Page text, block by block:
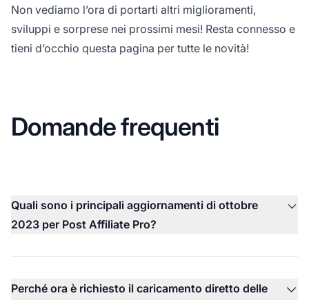
Non vediamo l’ora di portarti altri miglioramenti,
sviluppi e sorprese nei prossimi mesi! Resta connesso e
tieni d’occhio questa pagina per tutte le novità!
Domande frequenti
Quali sono i principali aggiornamenti di ottobre
2023 per Post Affiliate Pro?
Perché ora è richiesto il caricamento diretto delle